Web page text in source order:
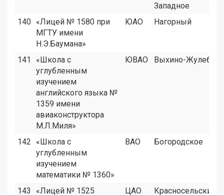
Западное
140 «Лицей № 1580 при
МГТУ имени
Н.Э.Баумана»
ЮАО Нагорный
141
«Школа с
углубленным
изучением
английского языка №
1359 имени
авиаконструктора
М.Л.Миля»
ЮВАО Выхино-Жулебино
142
«Школа с
углубленным
изучением
математики № 1360»
ВАО Богородское
143
«Лицей № 1525
ЦАО Красносельский